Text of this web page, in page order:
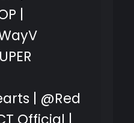
|
| @Red